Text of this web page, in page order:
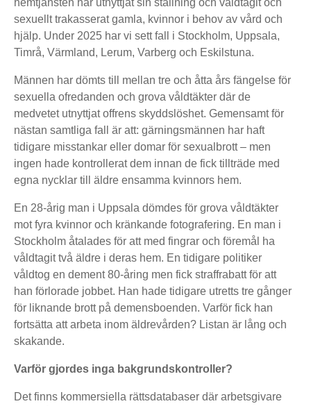
sexuellt trakasserat gamla, kvinnor i behov av vård och
hjälp. Under 2025 har vi sett fall i Stockholm, Uppsala,
Timrå, Värmland, Lerum, Varberg och Eskilstuna.
Männen har dömts till mellan tre och åtta års fängelse för
sexuella ofredanden och grova våldtäkter där de
medvetet utnyttjat offrens skyddslöshet. Gemensamt för
nästan samtliga fall är att: gärningsmännen har haft
tidigare misstankar eller domar för sexualbrott – men
ingen hade kontrollerat dem innan de fick tillträde med
egna nycklar till äldre ensamma kvinnors hem.
En 28-årig man i Uppsala dömdes för grova våldtäkter
mot fyra kvinnor och kränkande fotografering. En man i
Stockholm åtalades för att med fingrar och föremål ha
våldtagit två äldre i deras hem. En tidigare politiker
våldtog en dement 80-åring men fick straffrabatt för att
han förlorade jobbet. Han hade tidigare utretts tre gånger
för liknande brott på demensboenden. Varför fick han
fortsätta att arbeta inom äldrevården? Listan är lång och
skakande.
Varför gjordes inga bakgrundskontroller?
Det finns kommersiella rättsdatabaser där arbetsgivare